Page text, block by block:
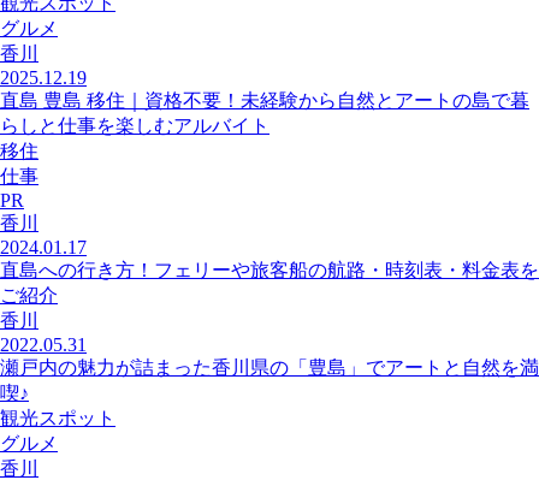
グルメ
香川
2025.12.19
直島 豊島 移住｜資格不要！未経験から自然とアートの島で暮
らしと仕事を楽しむアルバイト
移住
仕事
PR
香川
2024.01.17
直島への行き方！フェリーや旅客船の航路・時刻表・料金表を
ご紹介
香川
2022.05.31
瀬戸内の魅力が詰まった香川県の「豊島」でアートと自然を満
喫♪
観光スポット
グルメ
香川